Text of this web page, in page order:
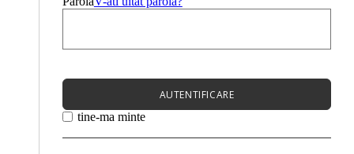
AUTENTIFICARE
tine-ma minte